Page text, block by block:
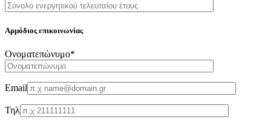
Αρμόδιος επικοινωνίας
Oνοματεπώνυμο*
Email
Τηλ